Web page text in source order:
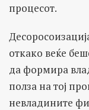
процесот.
откако веќе
да формира
полза на тој
невладините